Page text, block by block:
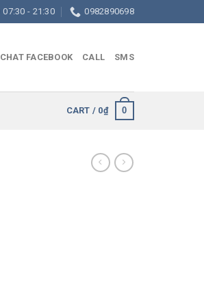
07:30 - 21:30 0982890698
CHAT FACEBOOK CALL SMS
CART / 0₫ 0